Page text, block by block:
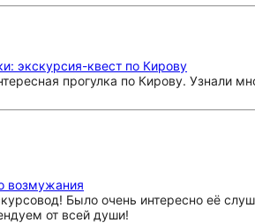
экскурсия-квест по Кирову
прогулка по Кирову. Узнали
возмужания
Было очень интересно её
от всей души!